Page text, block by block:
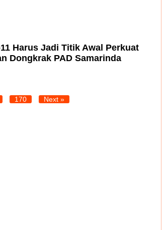
Harus Jadi Titik Awal Perkuat
Dongkrak PAD Samarinda
170 Next »